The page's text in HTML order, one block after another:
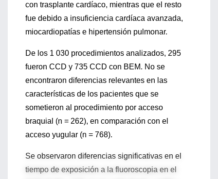
con trasplante cardíaco, mientras que el resto
fue debido a insuficiencia cardíaca avanzada,
miocardiopatías e hipertensión pulmonar.
De los 1 030 procedimientos analizados, 295
fueron CCD y 735 CCD con BEM. No se
encontraron diferencias relevantes en las
características de los pacientes que se
sometieron al procedimiento por acceso
braquial (n = 262), en comparación con el
acceso yugular (n = 768).
Se observaron diferencias significativas en el
tiempo de exposición a la fluoroscopia en el